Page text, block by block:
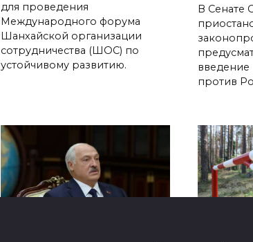
для проведения
Международного форума
Шанхайской организации
сотрудничества (ШОС) по
устойчивому развитию.
В Сенате
введение
против